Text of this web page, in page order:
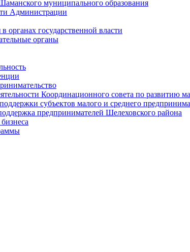
муниципального образования
Администрации
органах государственной власти
органы
Координационного совета по развитию
субъектов малого и среднего
предпринимателей Шелеховского района